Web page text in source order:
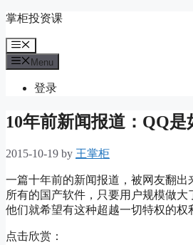
Skip
content
掌柜投资课
Menu
Menu
登录
10年前新闻报道：QQ
2015-10-19 by 王掌柜
一篇十年前的新闻报道，被网友翻
所有的国产软件，只要用户规模做
他们就希望有这种超越一切特权的权
点击欣赏：